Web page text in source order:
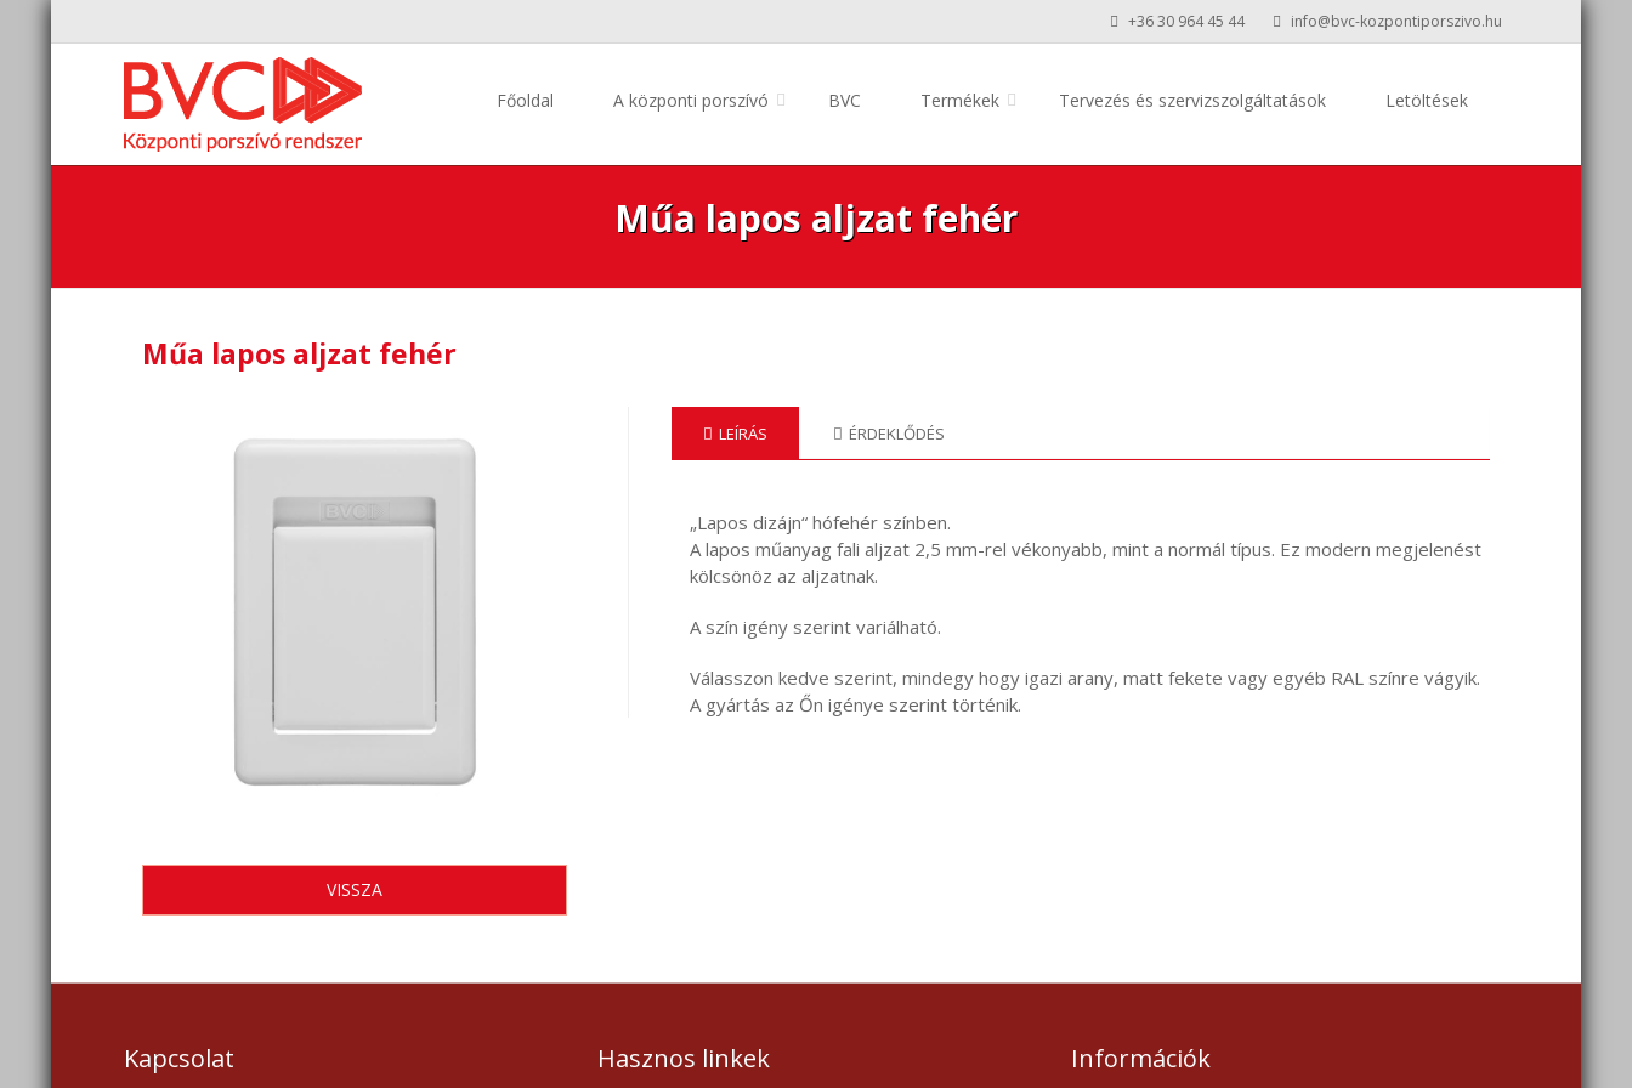
+36 30 964 45 44 info@bvc-kozpontiporszivo.hu
Főoldal A központi porszívó BVC Termékek Tervezés és szervizszolgáltatások Letöltések
Műa lapos aljzat fehér
Műa lapos aljzat fehér
VISSZA
LEÍRÁS ÉRDEKLŐDÉS
„Lapos dizájn“ hófehér színben.
A lapos műanyag fali aljzat 2,5 mm-rel vékonyabb, mint a normál típus. Ez modern megjelenést
kölcsönöz az aljzatnak.
A szín igény szerint variálható.
Válasszon kedve szerint, mindegy hogy igazi arany, matt fekete vagy egyéb RAL színre vágyik.
A gyártás az Őn igénye szerint történik.
Kapcsolat Hasznos linkek Információk